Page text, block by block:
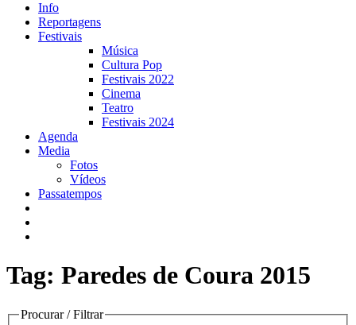
Info
Reportagens
Festivais
Música
Cultura Pop
Festivais 2022
Cinema
Teatro
Festivais 2024
Agenda
Media
Fotos
Vídeos
Passatempos
Tag: Paredes de Coura 2015
Procurar / Filtrar